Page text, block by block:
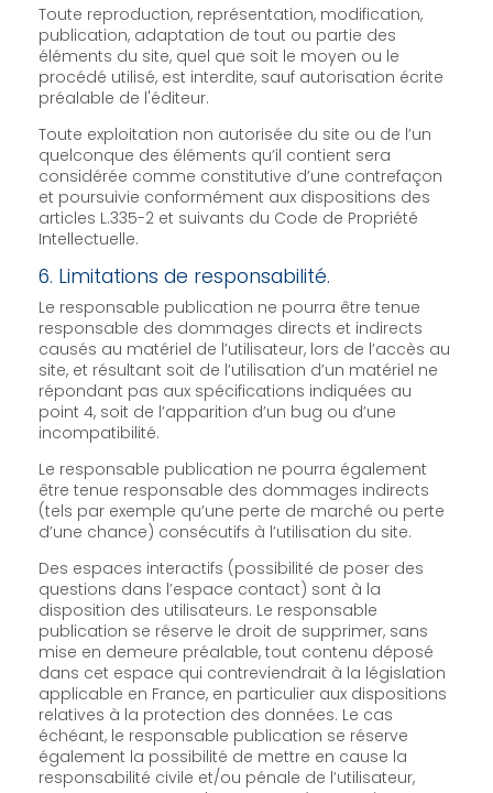
Toute reproduction, représentation, modification,
publication, adaptation de tout ou partie des
éléments du site, quel que soit le moyen ou le
procédé utilisé, est interdite, sauf autorisation écrite
préalable de l'éditeur.
Toute exploitation non autorisée du site ou de l’un
quelconque des éléments qu’il contient sera
considérée comme constitutive d’une contrefaçon
et poursuivie conformément aux dispositions des
articles L.335-2 et suivants du Code de Propriété
Intellectuelle.
6. Limitations de responsabilité.
Le responsable publication ne pourra être tenue
responsable des dommages directs et indirects
causés au matériel de l’utilisateur, lors de l’accès au
site, et résultant soit de l’utilisation d’un matériel ne
répondant pas aux spécifications indiquées au
point 4, soit de l’apparition d’un bug ou d’une
incompatibilité.
Le responsable publication ne pourra également
être tenue responsable des dommages indirects
(tels par exemple qu’une perte de marché ou perte
d’une chance) consécutifs à l’utilisation du site.
Des espaces interactifs (possibilité de poser des
questions dans l’espace contact) sont à la
disposition des utilisateurs. Le responsable
publication se réserve le droit de supprimer, sans
mise en demeure préalable, tout contenu déposé
dans cet espace qui contreviendrait à la législation
applicable en France, en particulier aux dispositions
relatives à la protection des données. Le cas
échéant, le responsable publication se réserve
également la possibilité de mettre en cause la
responsabilité civile et/ou pénale de l’utilisateur,